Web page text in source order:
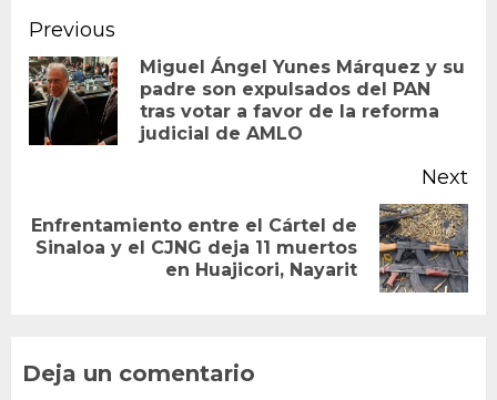
Continue
Reading
Previous
Miguel Ángel Yunes Márquez y su
padre son expulsados del PAN
tras votar a favor de la reforma
judicial de AMLO
Next
Next
Enfrentamiento entre el Cártel de
Sinaloa y el CJNG deja 11 muertos
en Huajicori, Nayarit
Deja un comentario